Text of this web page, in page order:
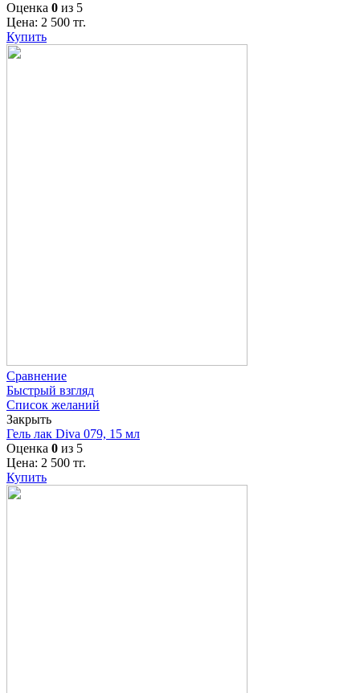
Оценка 0 из 5
Цена: 2 500 тг.
Купить
Сравнение
Быстрый взгляд
Список желаний
Закрыть
Гель лак Diva 079, 15 мл
Оценка 0 из 5
Цена: 2 500 тг.
Купить